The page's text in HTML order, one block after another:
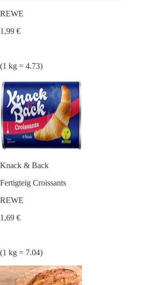
REWE
1,99 €
(1 kg = 4.73)
Knack & Back
Fertigteig Croissants
REWE
1,69 €
(1 kg = 7.04)